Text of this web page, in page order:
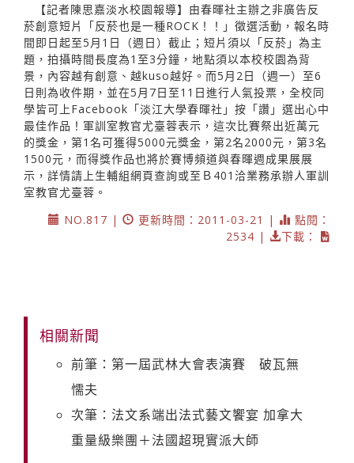
【記者陳思嘉淡水校園報導】由春暉社主辦之非廣告反
菸創意短片「反菸也是一種ROCK！！」徵選活動，報名時
間即日起至5月1日（週日）截止；短片須以「反菸」為主
題，拍攝時間長度為1至3分鐘，地點須以本校校園為背
景，內容越有創意、越kuso越好。而5月2日（週一）至6
日則為收件期，並在5月7日至11日進行人氣投票，全校同
學皆可上Facebook「淡江大學春暉社」按「讚」選出心中
最佳作品！軍訓室教官尤臺蓉表示，這次比賽祭出近萬元
的獎金，第1名可獲得5000元獎金，第2名2000元，第3名
1500元，而得獎作品也將於賽博頻道與春暉週成果展展
示，詳情請上生輔組網頁查詢或至Ｂ401洽業務承辦人軍訓
室教官尤臺蓉。
NO.817 |
更新時間：2011-03-21 |
點閱：
2534 |
下載：
相關新聞
前筆：第一屆武林大會表演賽 破瓦無
懦夫
次筆：法文系端出法式藝文饗宴 加拿大
重量級樂團＋法國超現實派大師